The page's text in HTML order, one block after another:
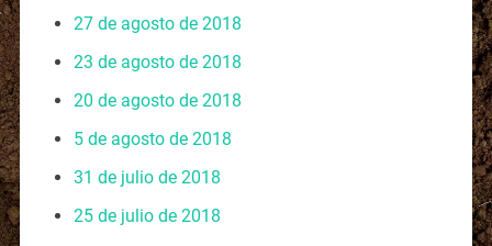
27 de agosto de 2018
23 de agosto de 2018
20 de agosto de 2018
5 de agosto de 2018
31 de julio de 2018
25 de julio de 2018